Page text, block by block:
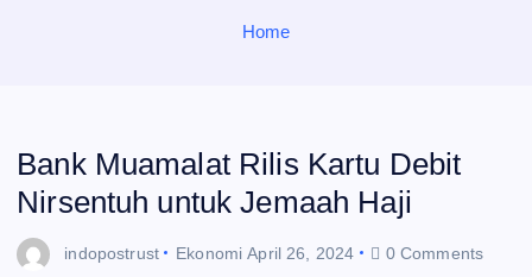
Home
Bank Muamalat Rilis Kartu Debit
Nirsentuh untuk Jemaah Haji
indopostrust Ekonomi April 26, 2024 0 Comments